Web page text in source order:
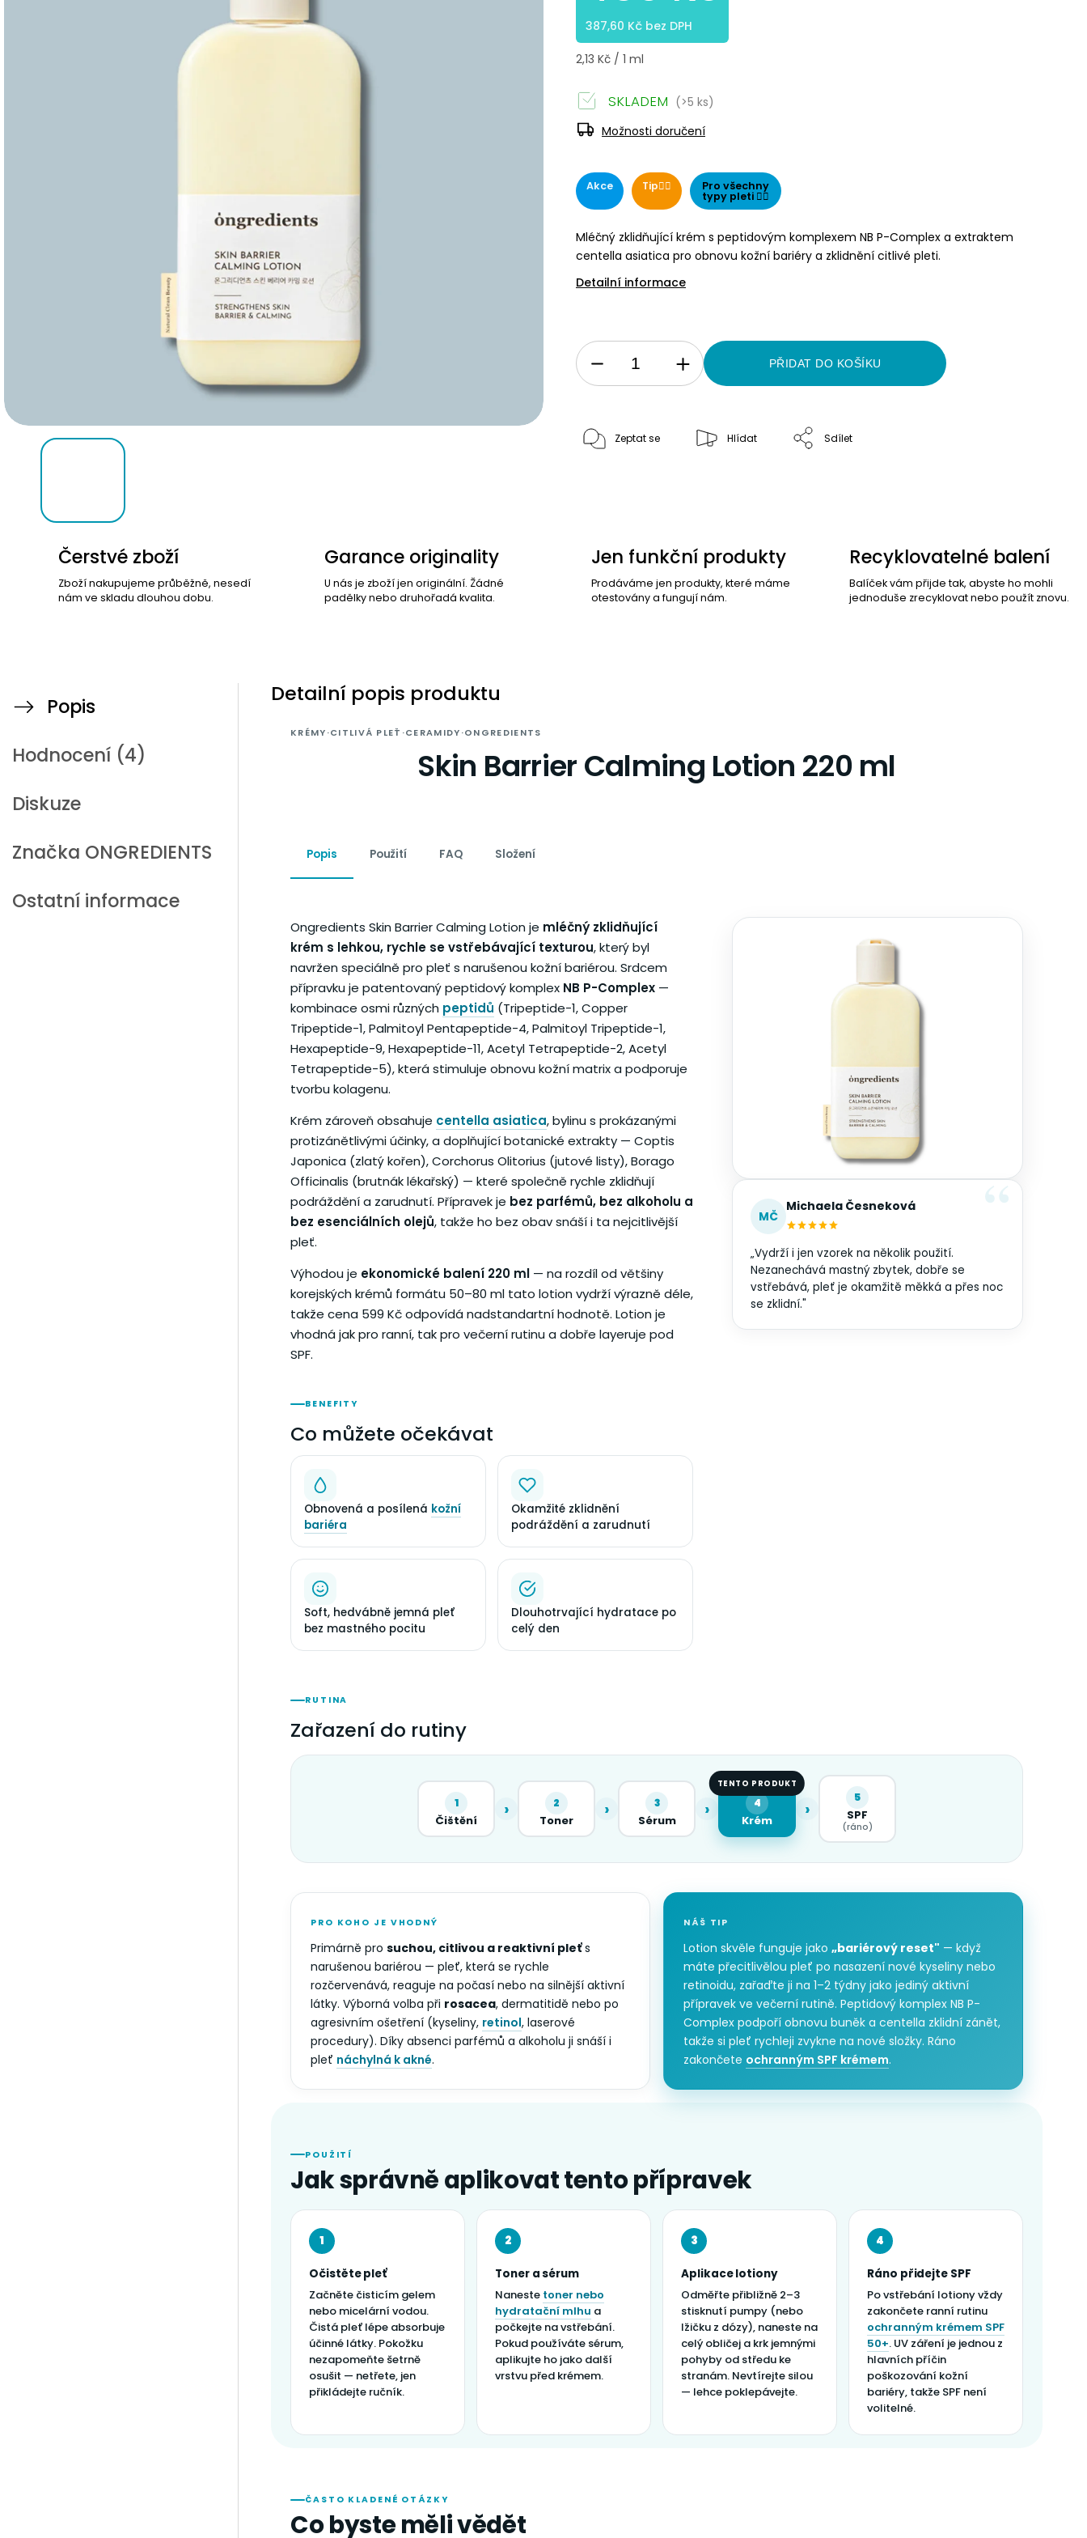
2,13 Kč / 1 ml
387,60 Kč bez DPH
Akce Tip👌🏻 Pro všechny
typy pleti 👌🏻
Mléčný zklidňující krém s peptidovým komplexem NB P-Complex a extraktem
centella asiatica pro obnovu kožní bariéry a zklidnění citlivé pleti.
Detailní informace
SKLADEM (>5 ks)
Možnosti doručení
PŘIDAT DO KOŠÍKU
Zeptat se Hlídat Sdílet
Čerstvé zboží
Zboží nakupujeme průběžně, nesedí
nám ve skladu dlouhou dobu.
Garance originality
U nás je zboží jen originální. Žádné
padělky nebo druhořadá kvalita.
Jen funkční produkty
Prodáváme jen produkty, které máme
otestovány a fungují nám.
Recyklovatelné balení
Balíček vám přijde tak, abyste ho mohli
jednoduše zrecyklovat nebo použít znovu.
Popis
Hodnocení (4)
Diskuze
Značka ONGREDIENTS
Ostatní informace
Detailní popis produktu
KRÉMY·CITLIVÁ PLEŤ ·CERAMIDY·ONGREDIENTS
Skin Barrier Calming Lotion 220 ml
Popis Použití FAQ Složení
Ongredients Skin Barrier Calming Lotion je mléčný zklidňující
krém s lehkou, rychle se vstřebávající texturou, který byl
navržen speciálně pro pleť s narušenou kožní bariérou. Srdcem
přípravku je patentovaný peptidový komplex NB P-Complex —
kombinace osmi různých peptidů (Tripeptide-1, Copper
Tripeptide-1, Palmitoyl Pentapeptide-4, Palmitoyl Tripeptide-1,
Hexapeptide-9, Hexapeptide-11, Acetyl Tetrapeptide-2, Acetyl
Tetrapeptide-5), která stimuluje obnovu kožní matrix a podporuje
tvorbu kolagenu.
Krém zároveň obsahuje centella asiatica, bylinu s prokázanými
protizánětlivými účinky, a doplňující botanické extrakty — Coptis
Japonica (zlatý kořen), Corchorus Olitorius (jutové listy), Borago
Officinalis (brutnák lékařský) — které společně rychle zklidňují
podráždění a zarudnutí. Přípravek je bez parfémů, bez alkoholu a
bez esenciálních olejů, takže ho bez obav snáší i ta nejcitlivější
pleť.
Výhodou je ekonomické balení 220 ml — na rozdíl od většiny
korejských krémů formátu 50–80 ml tato lotion vydrží výrazně déle,
takže cena 599 Kč odpovídá nadstandartní hodnotě. Lotion je
vhodná jak pro ranní, tak pro večerní rutinu a dobře layeruje pod
SPF.
BENEFITY
Co můžete očekávat
Obnovená a posílená kožní
bariéra
Okamžité zklidnění
podráždění a zarudnutí
Soft, hedvábně jemná pleť
bez mastného pocitu
Dlouhotrvající hydratace po
celý den
MČ
Michaela Česneková
„Vydrží i jen vzorek na několik použití.
Nezanechává mastný zbytek, dobře se
vstřebává, pleť je okamžitě měkká a přes noc
se zklidní."
RUTINA
Zařazení do rutiny
1
Čištění › 2
Toner › 3
Sérum › 4
Krém
TENTO PRODUKT
›
5
SPF
(ráno)
PRO KOHO JE VHODNÝ
Primárně pro suchou, citlivou a reaktivní pleťs
narušenou bariérou — pleť, která se rychle
rozčervenává, reaguje na počasí nebo na silnější aktivní
látky. Výborná volba při rosacea, dermatitidě nebo po
agresivním ošetření (kyseliny, retinol, laserové
procedury). Díky absenci parfémů a alkoholu ji snáší i
pleť náchylná k akné.
NÁŠ TIP
Lotion skvěle funguje jako „bariérový reset" — když
máte přecitlivělou pleť po nasazení nové kyseliny nebo
retinoidu, zařaďte ji na 1–2 týdny jako jediný aktivní
přípravek ve večerní rutině. Peptidový komplex NB P-
Complex podpoří obnovu buněk a centella zklidní zánět,
takže si pleť rychleji zvykne na nové složky. Ráno
zakončete ochranným SPF krémem.
POUŽITÍ
Jak správně aplikovat tento přípravek
1
Očistěte pleť
Začněte čisticím gelem
nebo micelární vodou.
Čistá pleť lépe absorbuje
účinné látky. Pokožku
nezapomeňte šetrně
osušit — netřete, jen
přikládejte ručník.
2
Toner a sérum
Naneste toner nebo
hydratační mlhu a
počkejte na vstřebání.
Pokud používáte sérum,
aplikujte ho jako další
vrstvu před krémem.
3
Aplikace lotiony
Odměřte přibližně 2–3
stisknutí pumpy (nebo
lžičku z dózy), naneste na
celý obličej a krk jemnými
pohyby od středu ke
stranám. Nevtírejte silou
— lehce poklepávejte.
4
Ráno přidejte SPF
Po vstřebání lotiony vždy
zakončete ranní rutinu
ochranným krémem SPF
50+. UV záření je jednou z
hlavních příčin
poškozování kožní
bariéry, takže SPF není
volitelné.
ČASTO KLADENÉ OTÁZKY
Co byste měli vědět